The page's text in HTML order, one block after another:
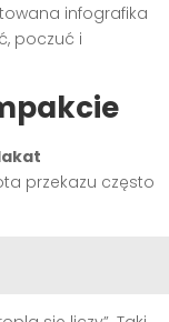
infografika
poczuć i
przekazu często